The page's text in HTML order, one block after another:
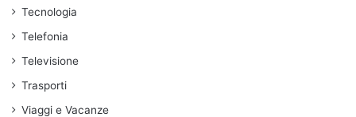
Tecnologia
Telefonia
Televisione
Trasporti
Viaggi e Vacanze